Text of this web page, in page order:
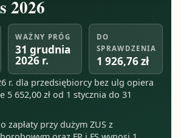
2026
WAŻNY PRÓG
31 grudnia
2026 r.
DO
SPRAWDZENIA
1 926,76 zł
r. dla przedsiębiorcy bez ulg opiera
5 652,00 zł od 1 stycznia do 31
zapłaty przy dużym ZUS z